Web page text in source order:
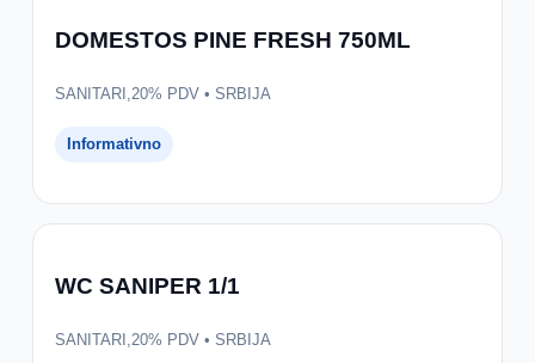
DOMESTOS PINE FRESH 750ML
SANITARI,20% PDV • SRBIJA
Informativno
WC SANIPER 1/1
SANITARI,20% PDV • SRBIJA